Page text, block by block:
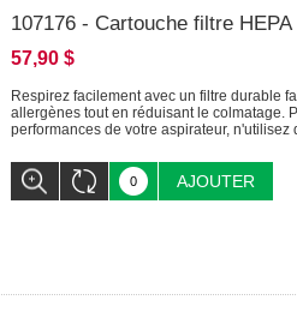
107176 - Cartouche filtre HEPA
57,90 $
Respirez facilement avec un filtre durable
allergènes tout en réduisant le colmatage.
performances de votre aspirateur,
AJOUTER